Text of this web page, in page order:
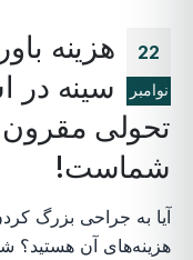
22
نوامبر
هزینه
سینه در
تحولی مقرون
شماست!
آیا به جراحی بزرگ
هزینه‌های آن هستید؟